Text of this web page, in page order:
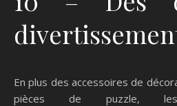
En plus des accessoires de
pièces de puzzle,